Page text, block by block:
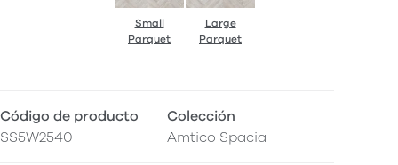
Small
Parquet
Large
Parquet
Código de producto
SS5W2540
Colección
Amtico Spacia